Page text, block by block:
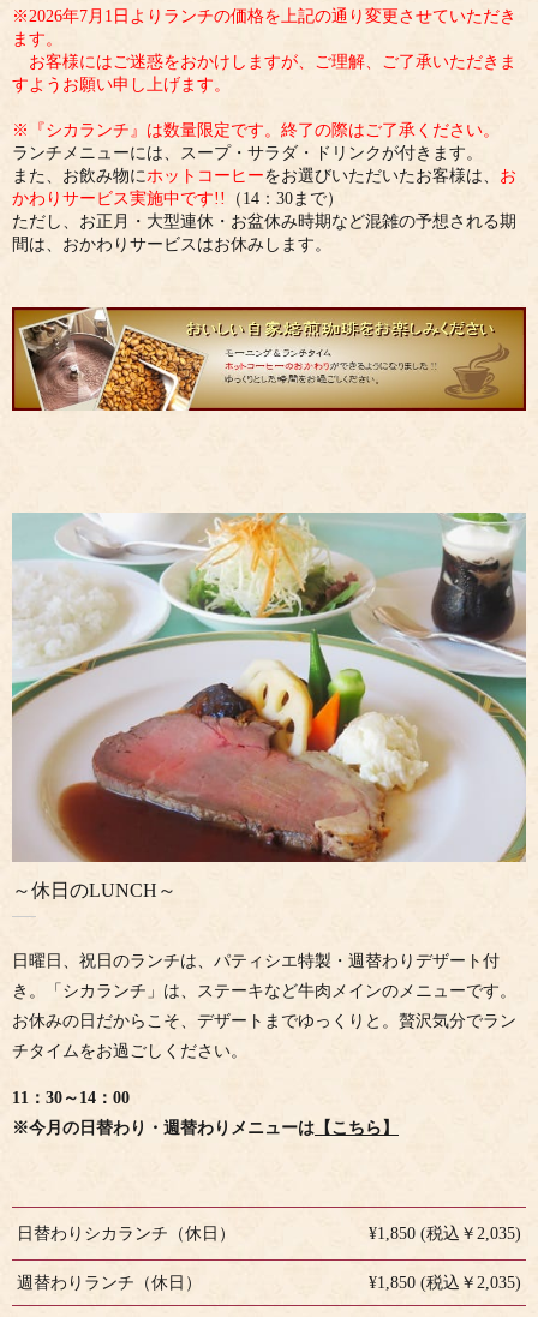
※2026年7月1日よりランチの価格を上記の通り変更させていただき
ます。
お客様にはご迷惑をおかけしますが、ご理解、ご了承いただきま
すようお願い申し上げます。
※『シカランチ』は数量限定です。終了の際はご了承ください。
ランチメニューには、スープ・サラダ・ドリンクが付きます。
また、お飲み物にホットコーヒーをお選びいただいたお客様は、 お
かわりサービス実施中です!!
（14：30まで）
ただし、お正月・大型連休・お盆休み時期など混雑の予想される期
間は、おかわりサービスはお休みします。
～休日のLUNCH～
日曜日、祝日のランチは、パティシエ特製・週替わりデザート付
き。「シカランチ」は、ステーキなど牛肉メインのメニューです。
お休みの日だからこそ、デザートまでゆっくりと。贅沢気分でラン
チタイムをお過ごしください。
11：30～14：00
※今月の日替わり・週替わりメニューは 【こちら】
日替わりシカランチ（休日） ¥1,850 (税込￥2,035)
週替わりランチ（休日） ¥1,850 (税込￥2,035)